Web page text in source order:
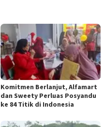
Komitmen Berlanjut, Alfamart
dan Sweety Perluas Posyandu
ke 84 Titik di Indonesia